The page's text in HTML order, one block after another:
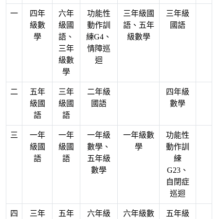
一
四年
級數
學
六年
級國
語、
三年
級數
學
功能性
動作訓
練G4、
情障巡
迴
三年級國
語、五年
級數學
三年級
國語
二
五年
級國
語
三年
級國
語
二年級
國語
四年級
數學
三
一年
級國
語
一年
級國
語
一年級
數學、
五年級
數學
一年級數
學
功能性
動作訓
練
G23、
自閉症
巡迴
四
三年
五年
六年級
六年級數
五年級